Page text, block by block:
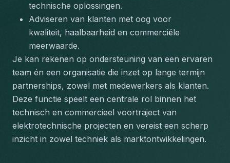
technische oplossingen.
Adviseren van klanten met oog voor
kwaliteit, haalbaarheid en commerciële
meerwaarde.
Je kan rekenen op ondersteuning van een ervaren
team én een organisatie die inzet op lange termijn
partnerships, zowel met medewerkers als klanten.
Deze functie speelt een centrale rol binnen het
technisch en commercieel voortraject van
elektrotechnische projecten en vereist een scherp
inzicht in zowel techniek als marktontwikkelingen.